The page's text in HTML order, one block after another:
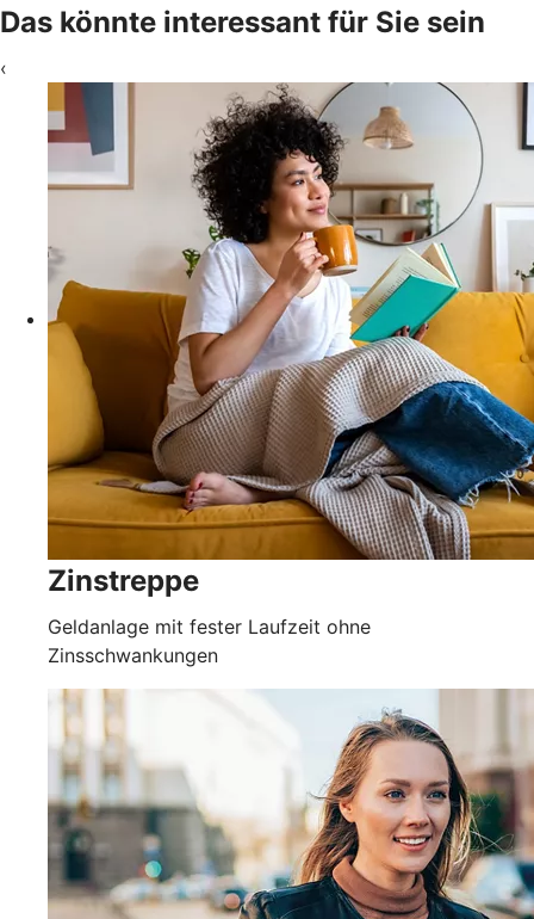
Das könnte interessant für Sie sein
‹
Zinstreppe
Geldanlage mit fester Laufzeit ohne
Zinsschwankungen